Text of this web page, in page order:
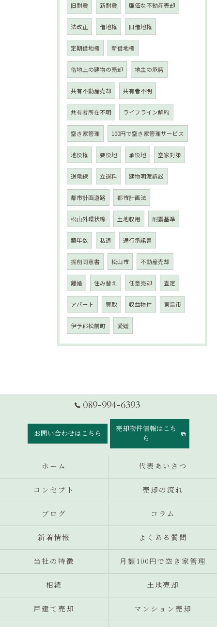
旧耐震 新耐震 廉価な不動産売却
法改正 借地権 旧借地権
定期借地権 新借地権
借地上の建物の売却 地主の承諾
共有不動産売却 共有者不明
共有者所在不明 ライフライン解約
空き家管理 100円で空き家管理サービス
地役権 要役地 承役地 空家対策
送電線 立退料 建物明渡訴訟
都市計画道路 都市計画法
松山外環状線 土地収用 耐震基準
築年数 私道 通行承諾書
掘削同意書 松山市 不動産売却
離婚 住み替え 任意売却 査定
アパート 買取 収益物件 東温市
伊予郡松前町 愛媛
089-994-6393
お問い合わせはこちら
売却物件情報はこち
ら
ホーム 代表あいさつ
コンセプト 売却の流れ
ブログ コラム
新着情報 よくある質問
当社の特徴 月額100円で空き家管理
相続 土地売却
戸建て売却 マンション売却